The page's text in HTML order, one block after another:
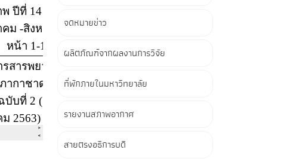
จดหมายข่าว
ผลิตภัณฑ์จากผลงานการวิจัย
ที่พักภายในมหาวิทยาลัย
รายงานสภาพอากาศ
สายตรงอธิการบดี